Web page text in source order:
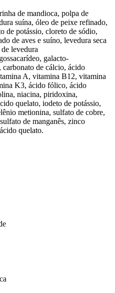
de mandioca, polpa de
suína, óleo de peixe refinado,
de potássio, cloreto de sódio,
de aves e suíno, levedura seca
levedura
galacto-
de cálcio, ácido
A, vitamina B12, vitamina
K3, ácido fólico, ácido
niacina, piridoxina,
quelato, iodeto de potássio,
metionina, sulfato de cobre,
de manganês, zinco
quelato.